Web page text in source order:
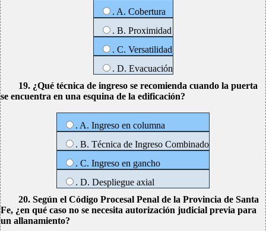
. A. Cobertura
. B. Proximidad
. C. Versatilidad
. D. Evacuación
19. ¿Qué técnica de ingreso se recomienda cuando la puerta
se encuentra en una esquina de la edificación?
. A. Ingreso en columna
. B. Técnica de Ingreso Combinado
. C. Ingreso en gancho
. D. Despliegue axial
20. Según el Código Procesal Penal de la Provincia de Santa
Fe, ¿en qué caso no se necesita autorización judicial previa para
un allanamiento?